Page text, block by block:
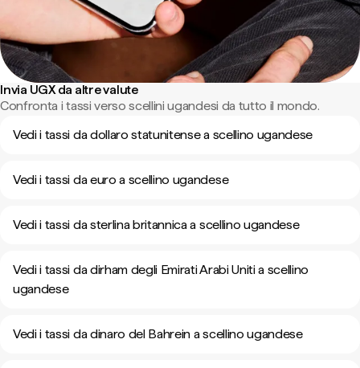
Invia UGX da altre valute
Confronta i tassi verso scellini ugandesi da tutto il mondo.
Vedi i tassi da dollaro statunitense a scellino ugandese
Vedi i tassi da euro a scellino ugandese
Vedi i tassi da sterlina britannica a scellino ugandese
Vedi i tassi da dirham degli Emirati Arabi Uniti a scellino
ugandese
Vedi i tassi da dinaro del Bahrein a scellino ugandese